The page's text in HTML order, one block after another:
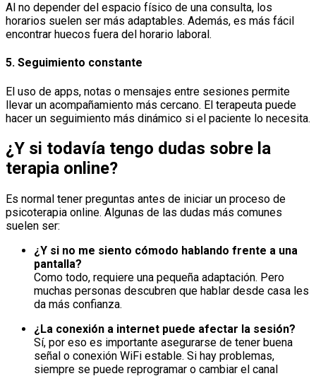
Al no depender del espacio físico de una consulta, los
horarios suelen ser más adaptables. Además, es más fácil
encontrar huecos fuera del horario laboral.
5. Seguimiento constante
El uso de apps, notas o mensajes entre sesiones permite
llevar un acompañamiento más cercano. El terapeuta puede
hacer un seguimiento más dinámico si el paciente lo necesita.
¿Y si todavía tengo dudas sobre la
terapia online?
Es normal tener preguntas antes de iniciar un proceso de
psicoterapia online. Algunas de las dudas más comunes
suelen ser:
¿Y si no me siento cómodo hablando frente a una
pantalla?
Como todo, requiere una pequeña adaptación. Pero
muchas personas descubren que hablar desde casa les
da más confianza.
¿La conexión a internet puede afectar la sesión?
Sí, por eso es importante asegurarse de tener buena
señal o conexión WiFi estable. Si hay problemas,
siempre se puede reprogramar o cambiar el canal